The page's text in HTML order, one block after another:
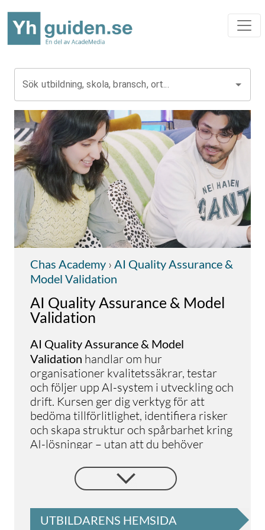
Sök utbildning, skola, bransch, ort...
Chas Academy › AI Quality Assurance &
Model Validation
AI Quality Assurance & Model
Validation
AI Quality Assurance & Model
Validation handlar om hur
organisationer kvalitetssäkrar, testar
och följer upp AI-system i utveckling och
drift. Kursen ger dig verktyg för att
bedöma tillförlitlighet, identifiera risker
och skapa struktur och spårbarhet kring
AI-lösningar – utan att du behöver
Du får förståelse för skillnaderna mellan
AI-, ML- och generativa system. Kursen
behandlar modellutvärdering, stabilitet
UTBILDARENS HEMSIDA